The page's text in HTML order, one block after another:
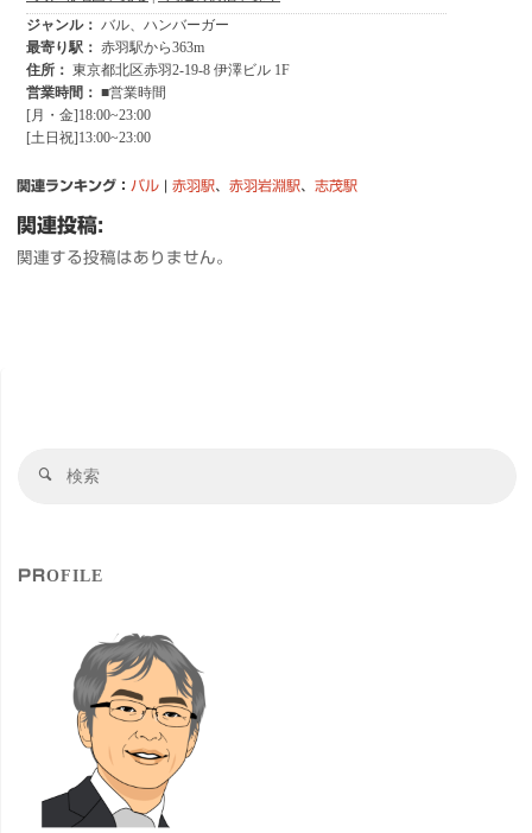
関連ランキング： バル| 赤羽駅、 赤羽岩淵駅、 志茂駅
関連投稿:
関連する投稿はありません。
検
PROFILE